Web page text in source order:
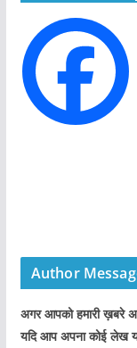
r
e
s
Author
अगर आपको हमारी ख़बरे
यदि आप अपना कोई लेख